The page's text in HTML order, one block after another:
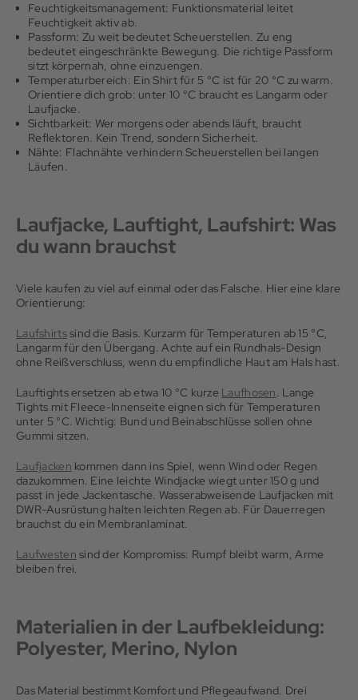
Feuchtigkeitsmanagement: Funktionsmaterial leitet
Feuchtigkeit aktiv ab.
Passform: Zu weit bedeutet Scheuerstellen. Zu eng
bedeutet eingeschränkte Bewegung. Die richtige Passform
sitzt körpernah, ohne einzuengen.
Temperaturbereich: Ein Shirt für 5 °C ist für 20 °C zu warm.
Orientiere dich grob: unter 10 °C braucht es Langarm oder
Laufjacke.
Sichtbarkeit: Wer morgens oder abends läuft, braucht
Reflektoren. Kein Trend, sondern Sicherheit.
Nähte: Flachnähte verhindern Scheuerstellen bei langen
Läufen.
Laufjacke, Lauftight, Laufshirt: Was
du wann brauchst
Viele kaufen zu viel auf einmal oder das Falsche. Hier eine klare
Orientierung:
Laufshirtssind die Basis. Kurzarm für Temperaturen ab 15 °C,
Langarm für den Übergang. Achte auf ein Rundhals-Design
ohne Reißverschluss, wenn du empfindliche Haut am Hals hast.
Lauftights ersetzen ab etwa 10 °C kurze Laufhosen. Lange
Tights mit Fleece-Innenseite eignen sich für Temperaturen
unter 5 °C. Wichtig: Bund und Beinabschlüsse sollen ohne
Gummi sitzen.
Laufjacken kommen dann ins Spiel, wenn Wind oder Regen
dazukommen. Eine leichte Windjacke wiegt unter 150 g und
passt in jede Jackentasche. Wasserabweisende Laufjacken mit
DWR-Ausrüstung halten leichten Regen ab. Für Dauerregen
brauchst du ein Membranlaminat.
Laufwesten sind der Kompromiss: Rumpf bleibt warm, Arme
bleiben frei.
Materialien in der Laufbekleidung:
Polyester, Merino, Nylon
Das Material bestimmt Komfort und Pflegeaufwand. Drei